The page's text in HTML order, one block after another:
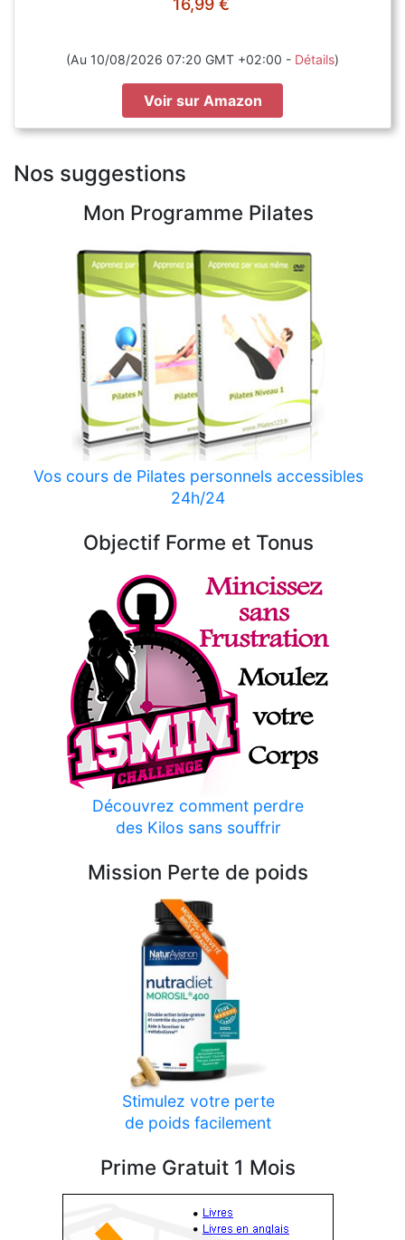
16,99 €
(Au 10/08/2026 07:20 GMT +02:00 - Détails)
Voir sur Amazon
Nos suggestions
Mon Programme Pilates
Vos cours de Pilates personnels accessibles
24h/24
Objectif Forme et Tonus
Découvrez comment perdre
des Kilos sans souffrir
Mission Perte de poids
Stimulez votre perte
de poids facilement
Prime Gratuit 1 Mois